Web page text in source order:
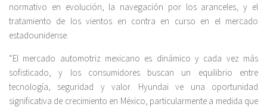
normativo en evolución, la navegación por los aranceles, y el
tratamiento de los vientos en contra en curso en el mercado
estadounidense.
“El mercado automotriz mexicano es dinámico y cada vez más
sofisticado, y los consumidores buscan un equilibrio entre
tecnología, seguridad y valor. Hyundai ve una oportunidad
significativa de crecimiento en México, particularmente a medida que